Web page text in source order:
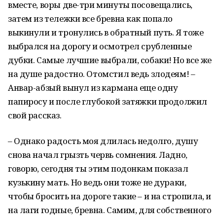
вместе, воры две-три минуты посовещались,
затем из тележки все бревна как попало
выкинули и тронулись в обратный путь. Я тоже
выбрался на дорогу и осмотрел срубленные
дубки. Самые лучшие выбрали, собаки! Но все же
на душе радостно. Отомстил ведь злодеям! –
Анвар-абзый вынул из кармана еще одну
папиросу и после глубокой затяжки продолжил
свой рассказ.
– Однако радость моя длилась недолго, душу
снова начал грызть червь сомнения. Ладно,
говорю, сегодня ты этим подонкам показал
кузькину мать. Но ведь они тоже не дураки,
чтобы бросить на дороге такие – и на стропила, и
на лаги годные, бревна. Самим, для собственного